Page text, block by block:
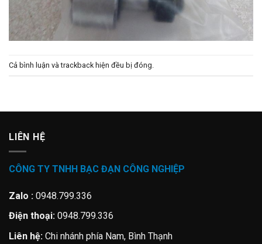
Cả bình luận và trackback hiện đều bị đóng.
LIÊN HỆ
CÔNG TY TNHH BẠC ĐẠN CÔNG NGHIỆP
Zalo : 0948.799.336
Điện thoại: 0948.799.336
Liên hệ: Chi nhánh phía Nam, Bình Thạnh